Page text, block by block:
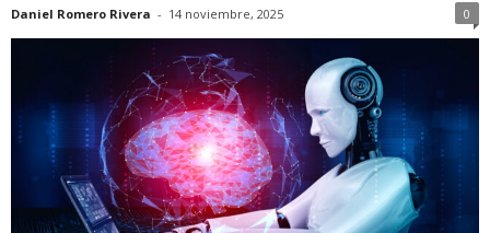
Daniel Romero Rivera - 14 noviembre, 2025 0